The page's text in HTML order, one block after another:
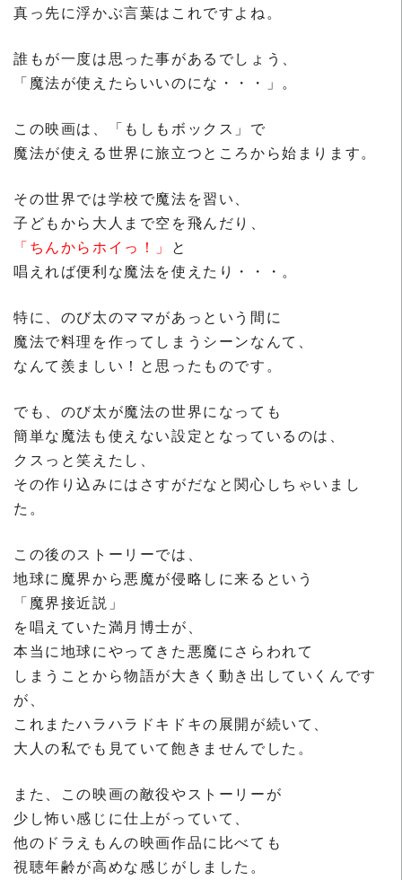
真っ先に浮かぶ言葉はこれですよね。
誰もが一度は思った事があるでしょう、
「魔法が使えたらいいのにな・・・」。
この映画は、「もしもボックス」で
魔法が使える世界に旅立つところから始まります。
その世界では学校で魔法を習い、
子どもから大人まで空を飛んだり、
「ちんからホイっ！」 と
唱えれば便利な魔法を使えたり・・・。
特に、のび太のママがあっという間に
魔法で料理を作ってしまうシーンなんて、
なんて羨ましい！と思ったものです。
でも、のび太が魔法の世界になっても
簡単な魔法も使えない設定となっているのは、
クスっと笑えたし、
その作り込みにはさすがだなと関心しちゃいまし
た。
この後のストーリーでは、
地球に魔界から悪魔が侵略しに来るという
「魔界接近説」
を唱えていた満月博士が、
本当に地球にやってきた悪魔にさらわれて
しまうことから物語が大きく動き出していくんです
が、
これまたハラハラドキドキの展開が続いて、
大人の私でも見ていて飽きませんでした。
また、この映画の敵役やストーリーが
少し怖い感じに仕上がっていて、
他のドラえもんの映画作品に比べても
視聴年齢が高めな感じがしました。